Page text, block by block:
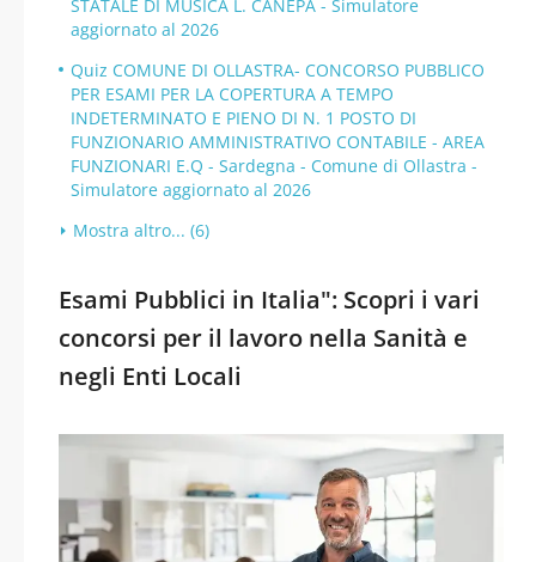
STATALE DI MUSICA L. CANEPA - Simulatore
aggiornato al 2026
Quiz COMUNE DI OLLASTRA- CONCORSO PUBBLICO
PER ESAMI PER LA COPERTURA A TEMPO
INDETERMINATO E PIENO DI N. 1 POSTO DI
FUNZIONARIO AMMINISTRATIVO CONTABILE - AREA
FUNZIONARI E.Q - Sardegna - Comune di Ollastra -
Simulatore aggiornato al 2026
Mostra altro... (6)
Esami Pubblici in Italia": Scopri i vari
concorsi per il lavoro nella Sanità e
negli Enti Locali